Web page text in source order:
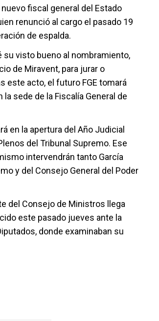
fiscal general del Estado
renunció al cargo el pasado 19
de espalda.
visto bueno al nombramiento,
de Miravent, para jurar o
este acto, el futuro FGE tomará
sede de la Fiscalía General de
en la apertura del Año Judicial
del Tribunal Supremo. Ese
intervendrán tanto García
y del Consejo General del Poder
del Consejo de Ministros llega
este pasado jueves ante la
donde examinaban su